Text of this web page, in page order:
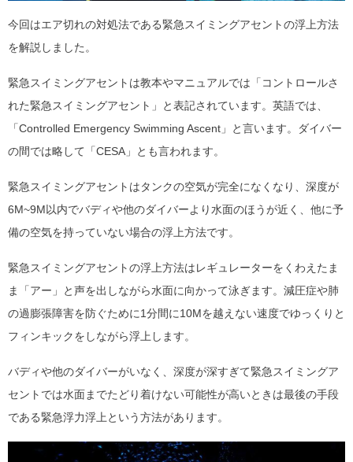
今回はエア切れの対処法である緊急スイミングアセントの浮上方法
を解説しました。
緊急スイミングアセントは教本やマニュアルでは「コントロールさ
れた緊急スイミングアセント」と表記されています。英語では、
「Controlled Emergency Swimming Ascent」と言います。ダイバー
の間では略して「CESA」とも言われます。
緊急スイミングアセントはタンクの空気が完全になくなり、深度が
6M~9M以内でバディや他のダイバーより水面のほうが近く、他に予
備の空気を持っていない場合の浮上方法です。
緊急スイミングアセントの浮上方法はレギュレーターをくわえたま
ま「アー」と声を出しながら水面に向かって泳ぎます。減圧症や肺
の過膨張障害を防ぐために1分間に10Mを越えない速度でゆっくりと
フィンキックをしながら浮上します。
バディや他のダイバーがいなく、深度が深すぎて緊急スイミングア
セントでは水面までたどり着けない可能性が高いときは最後の手段
である緊急浮力浮上という方法があります。